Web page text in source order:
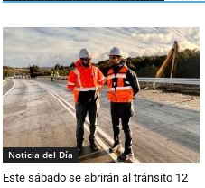
Noticia del Día
Este sábado se abrirán al tránsito 12